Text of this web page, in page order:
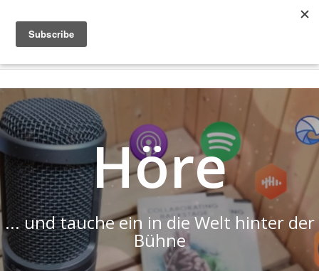
COLLABORATING
BACKSTAGE
Höre
... und tauche ein in die Welt hinter der
Bühne